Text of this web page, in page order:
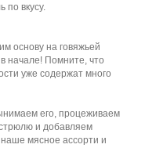
по вкусу.
основу на говяжьей
начале! Помните, что
уже содержат много
его, процеживаем
и добавляем
мясное ассорти и